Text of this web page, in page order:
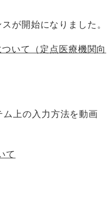
が開始になりました。
いて（定点医療機関向
上の入力方法を動画
て